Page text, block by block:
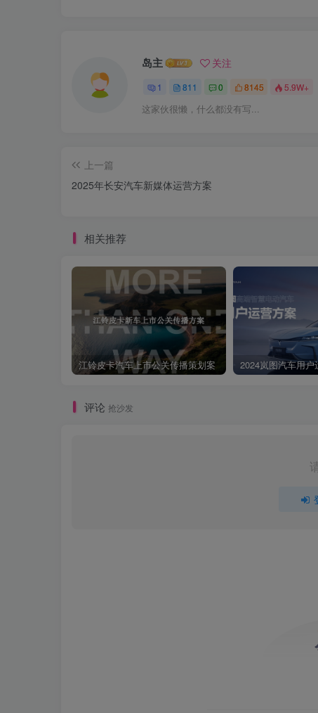
岛主 关注
1 811 0 8145 5.9W+
这家伙很懒，什么都没有写...
上一篇
2025年长安汽车新媒体运营方案
相关推荐
江铃皮卡汽车上市公关传播策划案 2024岚图汽车用户
评论 抢沙发